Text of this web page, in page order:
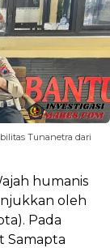
Tunanetra dari
humanis
oleh
Pada
Samapta